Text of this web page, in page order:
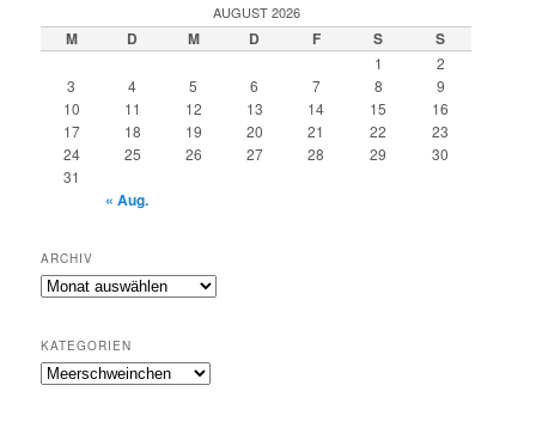
e
n
AUGUST 2026
M D M D F S S
1
2
3
4 5 6 7 8
9
10
11 12 13 14 15
16
17
18 19 20 21 22
23
24
25 26 27 28 29
30
31
« Aug.
ARCHIV
Archiv
KATEGORIEN
Kategorien